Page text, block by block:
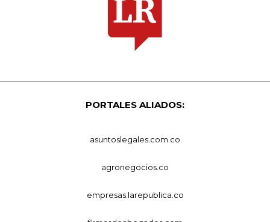
PORTALES ALIADOS:
asuntoslegales.com.co
agronegocios.co
empresas.larepublica.co